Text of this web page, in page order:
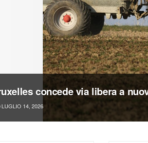
concede via libera a
LUGLIO 14, 2026